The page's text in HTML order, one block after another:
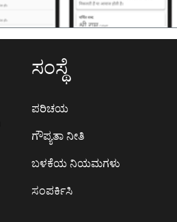
ಸಂಸ್ಥೆ
ಪರಿಚಯ
ಗೌಪ್ಯತಾ ನೀತಿ
ಬಳಕೆಯ ನಿಯಮಗಳು
ಸಂಪರ್ಕಿಸಿ